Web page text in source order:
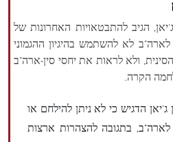
הגיב להתבטאויות האחרונות של
לא להשתמש בהיגיון ההגמוני
ולא לראות את יחסי סין-ארה"ב
הקרה.
ג'יאן הדגיש כי לא ניתן להילחם או
לארה"ב, בתגובה להצהרות ארצות